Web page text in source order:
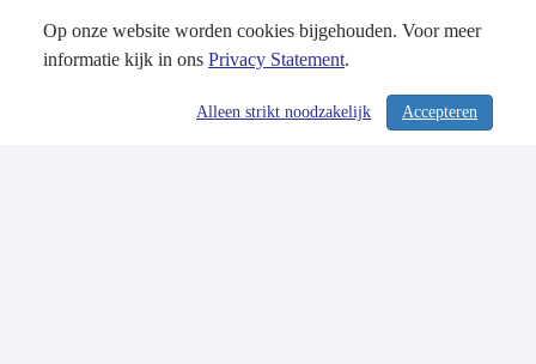
/ 372
Publicatiedatum: 26-09-2024
Op onze website worden cookies bijgehouden. Voor meer
informatie kijk in ons Privacy Statement.
Accepteren
Alleen strikt noodzakelijk